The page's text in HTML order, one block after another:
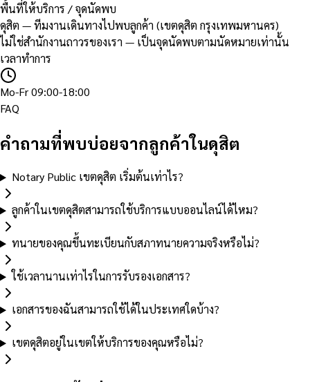
พื้นที่ให้บริการ / จุดนัดพบ
ดุสิต — ทีมงานเดินทางไปพบลูกค้า (เขตดุสิต กรุงเทพมหานคร)
ไม่ใช่สำนักงานถาวรของเรา — เป็นจุดนัดพบตามนัดหมายเท่านั้น
เวลาทำการ
Mo-Fr 09:00-18:00
FAQ
คำถามที่พบบ่อยจากลูกค้าในดุสิต
Notary Public เขตดุสิต เริ่มต้นเท่าไร?
ลูกค้าในเขตดุสิตสามารถใช้บริการแบบออนไลน์ได้ไหม?
ทนายของคุณขึ้นทะเบียนกับสภาทนายความจริงหรือไม่?
ใช้เวลานานเท่าไรในการรับรองเอกสาร?
เอกสารของฉันสามารถใช้ได้ในประเทศใดบ้าง?
เขตดุสิตอยู่ในเขตให้บริการของคุณหรือไม่?